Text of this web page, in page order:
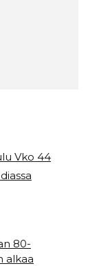
Vko 44
80-
alkaa